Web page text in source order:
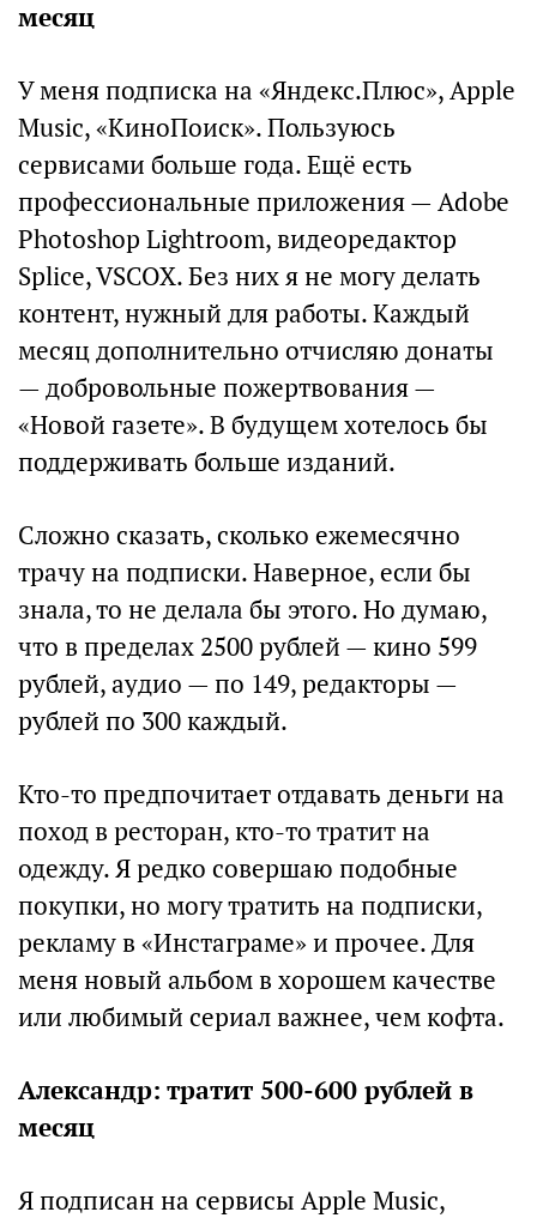
месяц
У меня подписка на «Яндекс.Плюс», Apple
Musiс, «КиноПоиск». Пользуюсь
сервисами больше года. Ещё есть
профессиональные приложения — Adobe
Photoshop Lightroom, видеоредактор
Splice, VSCOX. Без них я не могу делать
контент, нужный для работы. Каждый
месяц дополнительно отчисляю донаты
— добровольные пожертвования —
«Новой газете». В будущем хотелось бы
поддерживать больше изданий.
Сложно сказать, сколько ежемесячно
трачу на подписки. Наверное, если бы
знала, то не делала бы этого. Но думаю,
что в пределах 2500 рублей — кино 599
рублей, аудио — по 149, редакторы —
рублей по 300 каждый.
Кто-то предпочитает отдавать деньги на
поход в ресторан, кто-то тратит на
одежду. Я редко совершаю подобные
покупки, но могу тратить на подписки,
рекламу в «Инстаграме» и прочее. Для
меня новый альбом в хорошем качестве
или любимый сериал важнее, чем кофта.
Александр: тратит 500-600 рублей в
месяц
Я подписан на сервисы Apple Music,